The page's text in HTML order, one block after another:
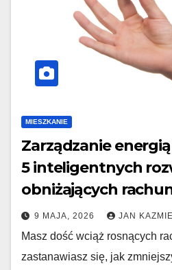
MIESZKANIE
Zarządzanie
5 inteligentnych
obniżających
9 MAJA, 2026 JAN
Masz dość wciąż rosnących
zastanawiasz się, jak